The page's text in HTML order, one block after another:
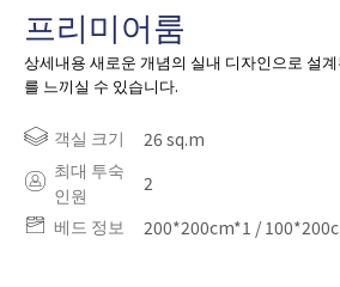
프리미어룸
상세내용 새로운 개념의 실내 디자인으로 설
를 느끼실 수 있습니다.
객실 크기
26 sq.m
최대 투숙
인원
2
베드 정보
200*200cm*1 /